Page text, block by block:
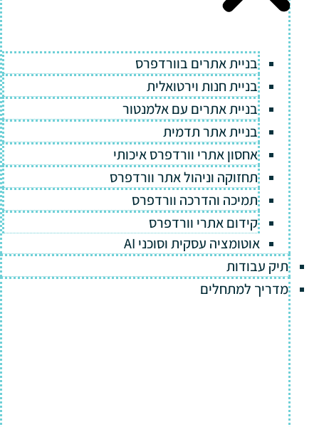
בניית אתרים בוורדפרס
בניית חנות וירטואלית
בניית אתרים עם אלמנטור
בניית אתר תדמית
אחסון אתרי וורדפרס איכותי
תחזוקה וניהול אתר וורדפרס
תמיכה והדרכה וורדפרס
קידום אתרי וורדפרס
אוטומציה עסקית וסוכני AI
תיק עבודות
מדריך למתחלים